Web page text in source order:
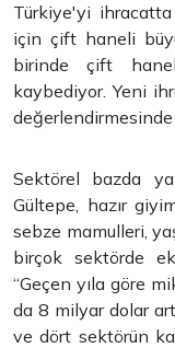
Türkiye'yi
için çift haneli
birinde çift
kaybediyor. Yeni
değerlendirmesinde
Sektörel bazda
Gültepe, hazır
sebze mamulleri,
birçok sektörde
“Geçen yıla göre
da 8 milyar dolar
ve dört sektörün